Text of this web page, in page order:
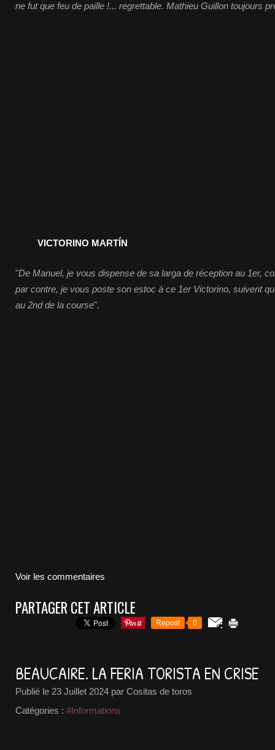
ne fut que feu de paille !... regrettable. Mathieu Guillon toujours
VICTORINO MARTÍN
"De Manuel, je vous dispense de sa larga de réception au 1er,
par contre, je vous poste son estoc à ce 1er Victorino, suivent
au 2nd de la course".
Voir les commentaires
PARTAGER CET ARTICLE
Repost 0
BEAUCAIRE. LA FERIA TORISTA EN CRISE
Publié le 23 Juillet 2024 par Cositas de toros
Catégories : #Informations